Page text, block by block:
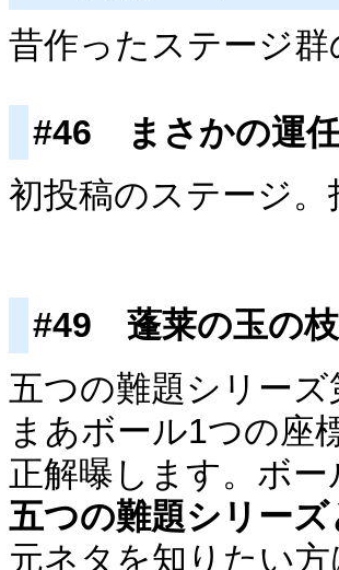
昔作ったステージ
#46 まさかの運
初投稿のステージ
#49 蓬莱の玉の枝
五つの難題シリー
まあボール1つの座
正解曝します。ボ
五つの難題シリーズ
元ネタを知りたい